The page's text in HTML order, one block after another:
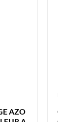
AZO